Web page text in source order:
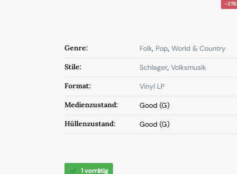
-21%
Genre: Folk, Pop, World & Country
Stile: Schlager, Volksmusik
Format: Vinyl LP
Medienzustand: Good (G)
Hüllenzustand: Good (G)
1 vorrätig